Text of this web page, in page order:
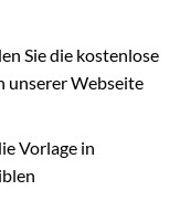
Sie die kostenlose
unserer Webseite
Vorlage in